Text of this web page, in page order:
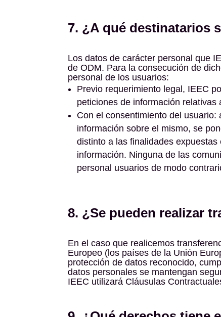
7. ¿A qué destinatarios
Los datos de carácter personal que
de ODM. Para la consecución de
personal de los usuarios:
Previo requerimiento legal, IEEC
peticiones de información
Con el consentimiento del
información sobre el mismo, se
distinto a las finalidades
información. Ninguna de las
personal usuarios de modo
8. ¿Se pueden realizar
En el caso que realicemos
Europeo (los países de la Unión
protección de datos reconocido,
datos personales se mantengan
IEEC utilizará Cláusulas